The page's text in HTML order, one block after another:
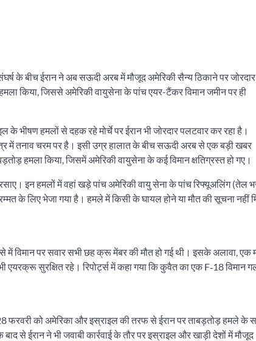
के बीच ईरान ने अब सऊदी अरब में मौजूद अमेरिकी सैन्य ठिकाने पर जोरदार
किया, जिससे अमेरिकी वायुसेना के पांच एयर-टैंकर विमान जमीन पर ही
के भीषण हमलों से दहक रहे मोर्चे पर ईरान भी जोरदार पलटवार कर रहा है।
में तनाव चरम पर है। इसी उग्र हालात के बीच सऊदी अरब से एक बड़ी खबर
हमला किया, जिसमें अमेरिकी वायुसेना के कई विमान क्षतिग्रस्त हो गए।
इन हमलों में वहां खड़े पांच अमेरिकी वायु सेना के पांच रिफ्यूअलिंग (तेल
के लिए भेजा गया है। हमले में किसी के घायल होने या मौत की सूचना नहीं
विमान पर सवार सभी छह क्रू मेंबर की मौत हो गई थी। इसके अलावा, एक
सुरक्षित रहे। रिपोर्ट्स में कहा गया कि कुवैत का एक F‑18 विमान
फरवरी को अमेरिका और इस्राइल की तरफ से ईरान पर ताबड़तोड़ हमले के
से ईरान ने भी जवाबी कार्रवाई के तौर पर इस्राइल और खाड़ी देशों में मौजूद